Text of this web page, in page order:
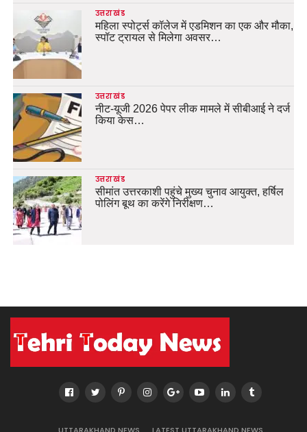
उत्तराखंड
महिला स्पोर्ट्स कॉलेज में एडमिशन का एक और मौका,
स्पॉट ट्रायल से मिलेगा अवसर…
उत्तराखंड
नीट-यूजी 2026 पेपर लीक मामले में सीबीआई ने दर्ज
किया केस…
उत्तराखंड
सीमांत उत्तरकाशी पहुंचे मुख्य चुनाव आयुक्त, हर्षिल
पोलिंग बूथ का करेंगे निरीक्षण…